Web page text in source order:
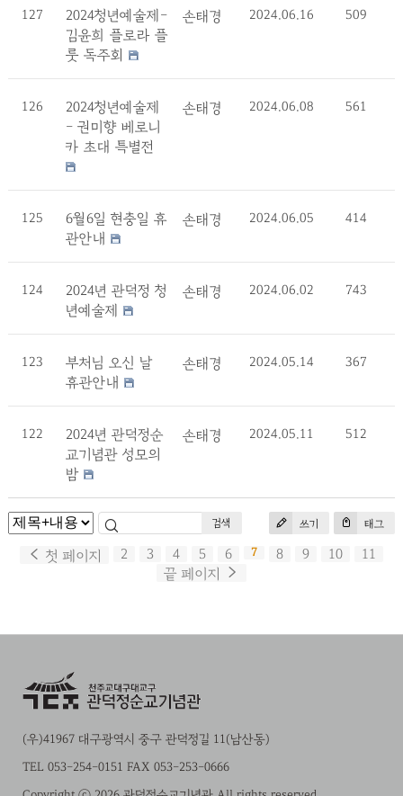
127
2024청년예술제-
김윤희 플로라 플
룻 독주회
손태경 2024.06.16 509
126
2024청년예술제
- 권미향 베로니
카 초대 특별전
손태경 2024.06.08 561
125
6월6일 현충일 휴
관안내
손태경 2024.06.05 414
124
2024년 관덕정 청
년예술제
손태경 2024.06.02 743
123
부처님 오신 날
휴관안내
손태경 2024.05.14 367
122
2024년 관덕정순
교기념관 성모의
밤
손태경 2024.05.11 512
쓰기 태그
검색
첫 페이지 2 3 4 5 6 7 8 9 10
11
끝 페이지
(우)41967 대구광역시 중구 관덕정길 11(남산동)
TEL 053-254-0151 FAX 053-253-0666